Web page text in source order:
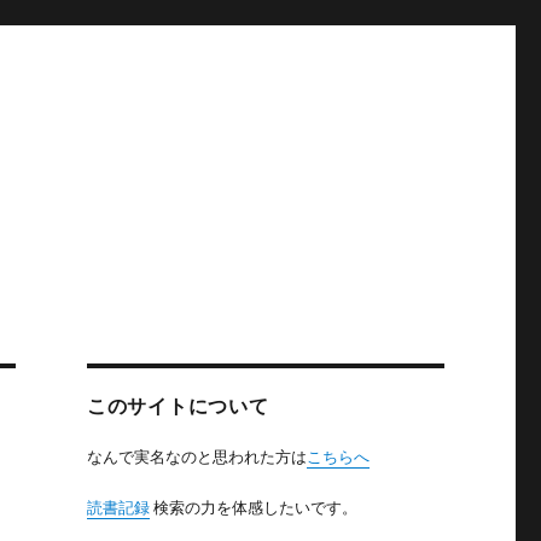
このサイトについて
なんで実名なのと思われた方はこちらへ
読書記録検索の力を体感したいです。